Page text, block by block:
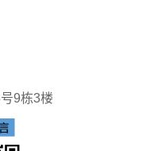
9栋3楼